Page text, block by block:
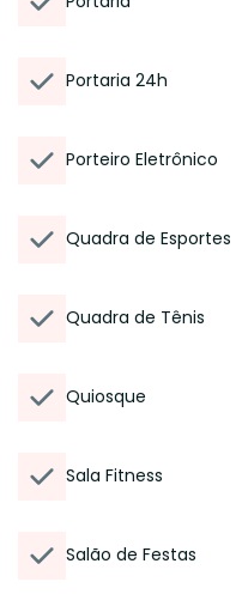
Portaria 24h
Porteiro Eletrônico
Quadra de Esportes
Quadra de Tênis
Quiosque
Sala Fitness
Salão de Festas